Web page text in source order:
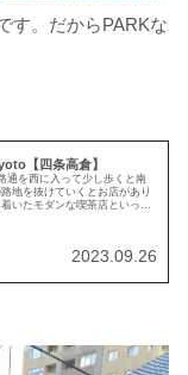
す。だからPARKな
【四条高倉】
通を西に入って少し歩くと南
地を抜けていくとお店があり
いたモダンな喫茶店といった
2023.09.26